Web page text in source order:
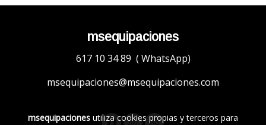
msequipaciones
617 10 34 89 ( WhatsApp)
msequipaciones@msequipaciones.com
msequipaciones utiliza cookies propias y terceros para